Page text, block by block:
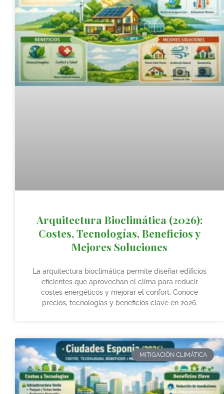
Arquitectura Bioclimática (2026):
Costes, Tecnologías, Beneficios y
Mejores Soluciones
La arquitectura bioclimática permite diseñar edificios
eficientes que aprovechan el clima para reducir
costes energéticos y mejorar el confort. Conoce
precios, tecnologías y beneficios clave en 2026.
MITIGACIÓN CLIMÁTICA